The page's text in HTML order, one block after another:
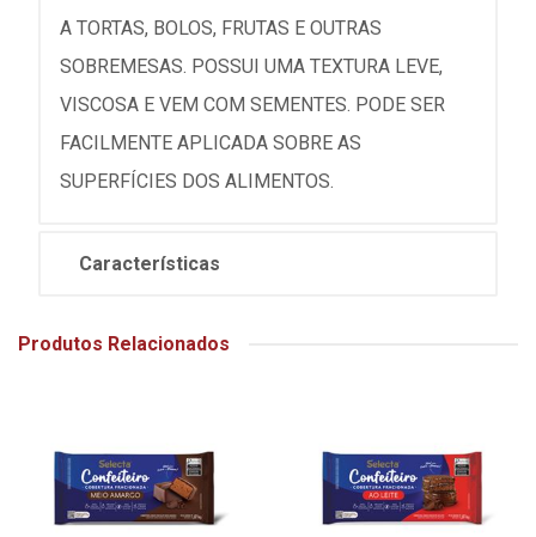
A TORTAS, BOLOS, FRUTAS E OUTRAS
SOBREMESAS. POSSUI UMA TEXTURA LEVE,
VISCOSA E VEM COM SEMENTES. PODE SER
FACILMENTE APLICADA SOBRE AS
SUPERFÍCIES DOS ALIMENTOS.
Características
Produtos Relacionados